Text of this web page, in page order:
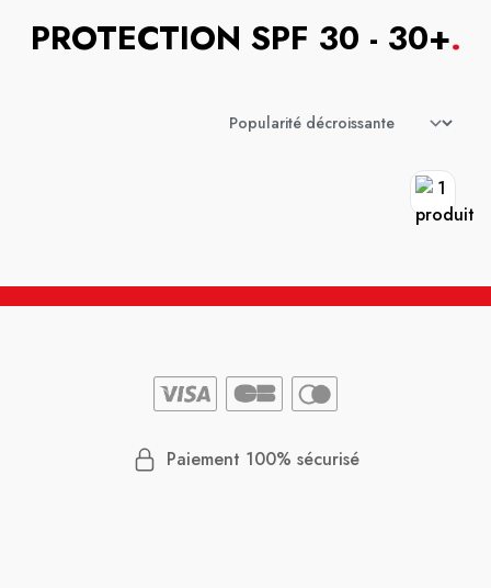
PROTECTION SPF 30 - 30+.
Paiement 100% sécurisé